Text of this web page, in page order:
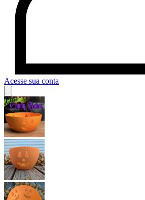
Acesse sua conta